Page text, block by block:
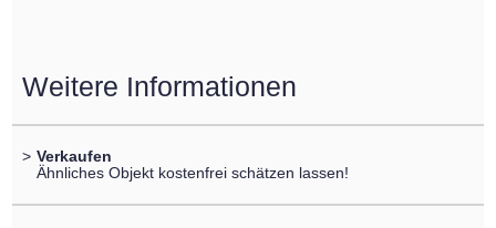
Weitere Informationen
> Verkaufen
Ähnliches Objekt kostenfrei schätzen lassen!